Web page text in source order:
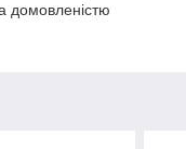
домовленістю